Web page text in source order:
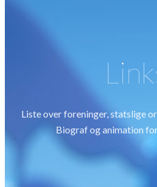
Liste over foreninger, statslige
Biograf og animation